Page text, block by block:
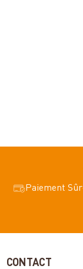
Paiement Sûr
CONTACT